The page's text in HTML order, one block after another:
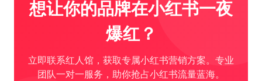
想让你的品牌在小红书一夜
爆红？
立即联系红人馆，获取专属小红书营销方案。专业
团队一对一服务，助你抢占小红书流量蓝海。